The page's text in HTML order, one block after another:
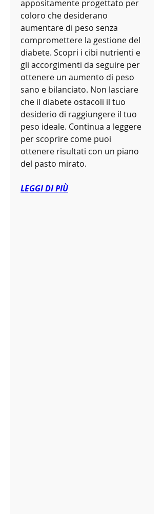
appositamente progettato per
coloro che desiderano
aumentare di peso senza
compromettere la gestione del
diabete. Scopri i cibi nutrienti e
gli accorgimenti da seguire per
ottenere un aumento di peso
sano e bilanciato. Non lasciare
che il diabete ostacoli il tuo
desiderio di raggiungere il tuo
peso ideale. Continua a leggere
per scoprire come puoi
ottenere risultati con un piano
del pasto mirato.
LEGGI DI PIÙ